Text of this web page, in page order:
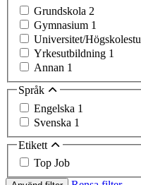
Grundskola 2
Gymnasium 1
Universitet/
Yrkesutbildning 1
Annan 1
Språk
Engelska 1
Svenska 1
Etikett
Top Job